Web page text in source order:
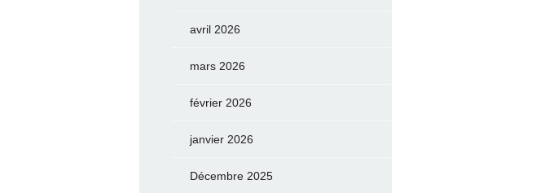
avril 2026
mars 2026
février 2026
janvier 2026
Décembre 2025